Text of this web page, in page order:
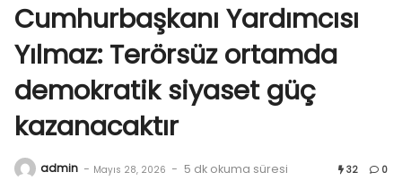
Cumhurbaşkanı Yardımcısı
Yılmaz: Terörsüz ortamda
demokratik siyaset güç
kazanacaktır
admin - Mayıs 28, 2026 - 5 dk okuma süresi 32 0